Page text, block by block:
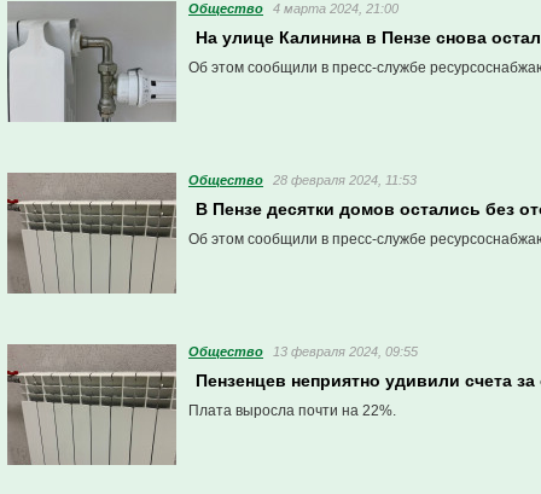
Общество 4 марта 2024, 21:00
На улице Калинина в Пензе снова
Об этом сообщили в пресс-службе
Общество 28 февраля 2024, 11:53
В Пензе десятки домов остались без
Об этом сообщили в пресс-службе
Общество 13 февраля 2024, 09:55
Пензенцев неприятно удивили счета
Плата выросла почти на 22%.